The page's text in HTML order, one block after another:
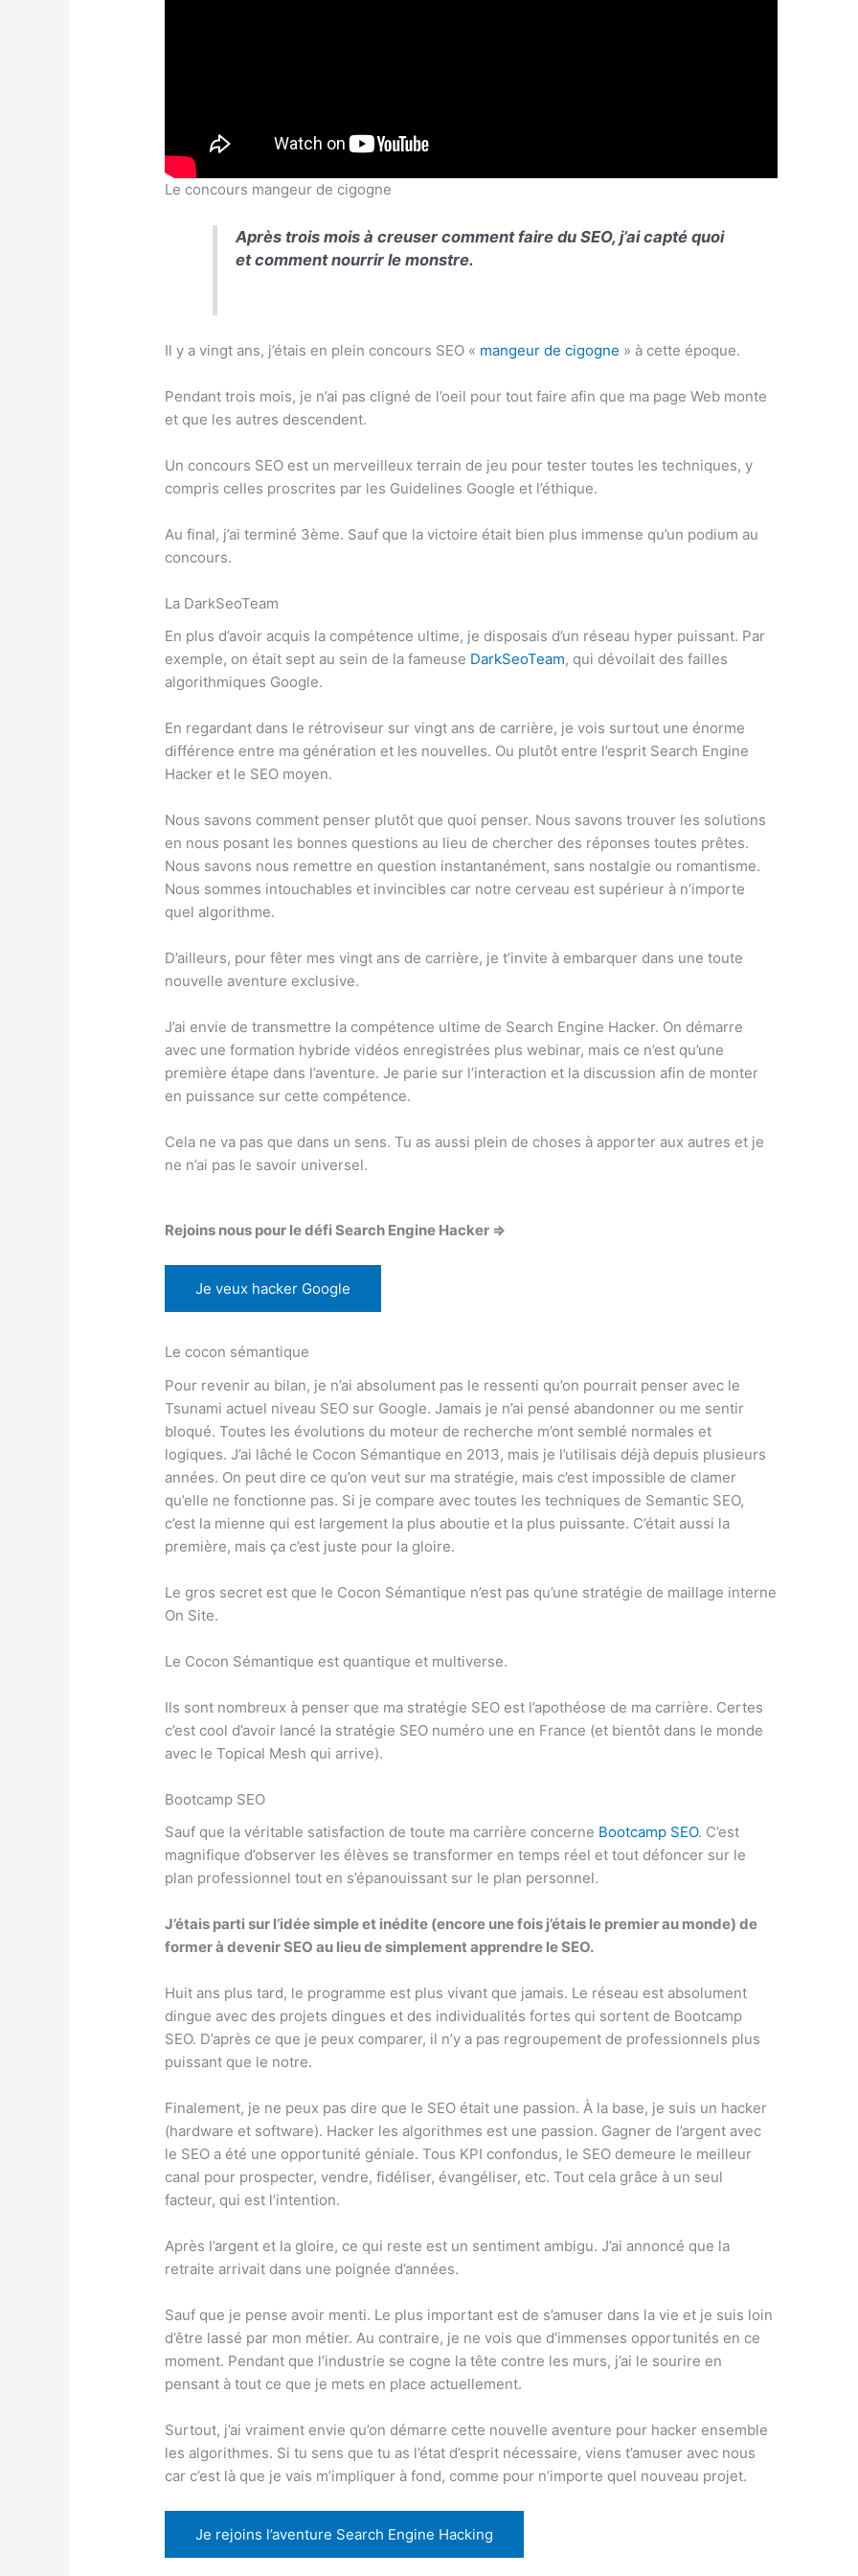
Le concours mangeur de cigogne
Après trois mois à creuser comment faire du SEO, j’ai capté quoi
et comment nourrir le monstre.
Il y a vingt ans, j’étais en plein concours SEO « mangeur de cigogne » à cette époque.
Pendant trois mois, je n’ai pas cligné de l’oeil pour tout faire afin que ma page Web monte
et que les autres descendent.
Un concours SEO est un merveilleux terrain de jeu pour tester toutes les techniques, y
compris celles proscrites par les Guidelines Google et l’éthique.
Au final, j’ai terminé 3ème. Sauf que la victoire était bien plus immense qu’un podium au
concours.
La DarkSeoTeam
En plus d’avoir acquis la compétence ultime, je disposais d’un réseau hyper puissant. Par
exemple, on était sept au sein de la fameuse DarkSeoTeam, qui dévoilait des failles
algorithmiques Google.
En regardant dans le rétroviseur sur vingt ans de carrière, je vois surtout une énorme
différence entre ma génération et les nouvelles. Ou plutôt entre l’esprit Search Engine
Hacker et le SEO moyen.
Nous savons comment penser plutôt que quoi penser. Nous savons trouver les solutions
en nous posant les bonnes questions au lieu de chercher des réponses toutes prêtes.
Nous savons nous remettre en question instantanément, sans nostalgie ou romantisme.
Nous sommes intouchables et invincibles car notre cerveau est supérieur à n’importe
quel algorithme.
D’ailleurs, pour fêter mes vingt ans de carrière, je t’invite à embarquer dans une toute
nouvelle aventure exclusive.
J’ai envie de transmettre la compétence ultime de Search Engine Hacker. On démarre
avec une formation hybride vidéos enregistrées plus webinar, mais ce n’est qu’une
première étape dans l’aventure. Je parie sur l’interaction et la discussion afin de monter
en puissance sur cette compétence.
Cela ne va pas que dans un sens. Tu as aussi plein de choses à apporter aux autres et je
ne n’ai pas le savoir universel.
Rejoins nous pour le défi Search Engine Hacker =>
Je veux hacker Google
Le cocon sémantique
Pour revenir au bilan, je n’ai absolument pas le ressenti qu’on pourrait penser avec le
Tsunami actuel niveau SEO sur Google. Jamais je n’ai pensé abandonner ou me sentir
bloqué. Toutes les évolutions du moteur de recherche m’ont semblé normales et
logiques. J’ai lâché le Cocon Sémantique en 2013, mais je l’utilisais déjà depuis plusieurs
années. On peut dire ce qu’on veut sur ma stratégie, mais c’est impossible de clamer
qu’elle ne fonctionne pas. Si je compare avec toutes les techniques de Semantic SEO,
c’est la mienne qui est largement la plus aboutie et la plus puissante. C’était aussi la
première, mais ça c’est juste pour la gloire.
Le gros secret est que le Cocon Sémantique n’est pas qu’une stratégie de maillage interne
On Site.
Le Cocon Sémantique est quantique et multiverse.
Ils sont nombreux à penser que ma stratégie SEO est l’apothéose de ma carrière. Certes
c’est cool d’avoir lancé la stratégie SEO numéro une en France (et bientôt dans le monde
avec le Topical Mesh qui arrive).
Bootcamp SEO
Sauf que la véritable satisfaction de toute ma carrière concerne Bootcamp SEO. C’est
magnifique d’observer les élèves se transformer en temps réel et tout défoncer sur le
plan professionnel tout en s’épanouissant sur le plan personnel.
J’étais parti sur l’idée simple et inédite (encore une fois j’étais le premier au monde) de
former à devenir SEO au lieu de simplement apprendre le SEO.
Huit ans plus tard, le programme est plus vivant que jamais. Le réseau est absolument
dingue avec des projets dingues et des individualités fortes qui sortent de Bootcamp
SEO. D’après ce que je peux comparer, il n’y a pas regroupement de professionnels plus
puissant que le notre.
Finalement, je ne peux pas dire que le SEO était une passion. À la base, je suis un hacker
(hardware et software). Hacker les algorithmes est une passion. Gagner de l’argent avec
le SEO a été une opportunité géniale. Tous KPI confondus, le SEO demeure le meilleur
canal pour prospecter, vendre, fidéliser, évangéliser, etc. Tout cela grâce à un seul
facteur, qui est l’intention.
Après l’argent et la gloire, ce qui reste est un sentiment ambigu. J’ai annoncé que la
retraite arrivait dans une poignée d’années.
Sauf que je pense avoir menti. Le plus important est de s’amuser dans la vie et je suis loin
d’être lassé par mon métier. Au contraire, je ne vois que d’immenses opportunités en ce
moment. Pendant que l’industrie se cogne la tête contre les murs, j’ai le sourire en
pensant à tout ce que je mets en place actuellement.
Surtout, j’ai vraiment envie qu’on démarre cette nouvelle aventure pour hacker ensemble
les algorithmes. Si tu sens que tu as l’état d’esprit nécessaire, viens t’amuser avec nous
car c’est là que je vais m’impliquer à fond, comme pour n’importe quel nouveau projet.
Je rejoins l’aventure Search Engine Hacking